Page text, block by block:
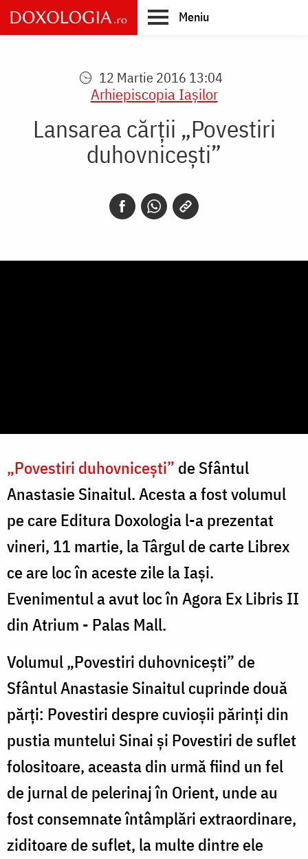
Skip
to
main
Meniu
12 Martie 2016 13:04
Arhiepiscopia Iaşilor
Lansarea cărții „Povestiri
duhovnicești”
„Povestiri duhovnicești” de Sfântul
Anastasie Sinaitul. Acesta a fost volumul
pe care Editura Doxologia l-a prezentat
vineri, 11 martie, la Târgul de carte Librex
ce are loc în aceste zile la Iași.
Evenimentul a avut loc în Agora Ex Libris II
din Atrium - Palas Mall.
Volumul „Povestiri duhovnicești” de
Sfântul Anastasie Sinaitul cuprinde două
părți: Povestiri despre cuvioșii părinți din
pustia muntelui Sinai și Povestiri de suflet
folositoare, aceasta din urmă fiind un fel
de jurnal de pelerinaj în Orient, unde au
fost consemnate întâmplări extraordinare,
ziditoare de suflet, la multe dintre ele